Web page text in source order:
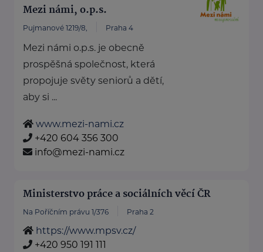
Mezi námi, o.p.s.
Pujmanové 1219/8, Praha 4
Mezi námi o.p.s. je obecně
prospěšná společnost, která
propojuje světy seniorů a dětí,
aby si ...
www.mezi-nami.cz
+420 604 356 300
info@mezi-nami.cz
Ministerstvo práce a sociálních věcí ČR
Na Poříčním právu 1/376 Praha 2
https://www.mpsv.cz/
+420 950 191 111